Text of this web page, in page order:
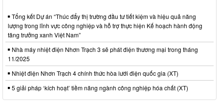
Tổng kết Dự án “Thúc đẩy thị trường đầu tư tiết kiệm và hiệu quả năng
lượng trong lĩnh vực công nghiệp và hỗ trợ thực hiện Kế hoạch hành động
tăng trưởng xanh Việt Nam”
Nhà máy nhiệt điện Nhơn Trạch 3 sẽ phát điện thương mại trong tháng
11/2025
Nhiệt điện Nhơn Trạch 4 chính thức hòa lưới điện quốc gia (XT)
5 giải pháp ‘kích hoạt’ tiềm năng ngành công nghiệp hóa chất (XT)